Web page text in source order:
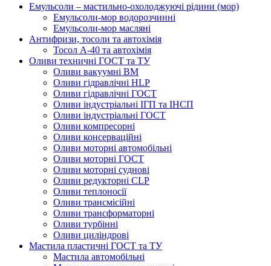
Емульсоли – мастильно-охолоджуючі рідини (мор)
Емульсоли-мор водорозчинні
Емульсоли-мор масляні
Антифризи, тосоли та автохімія
Тосол А-40 та автохімія
Оливи техничні ГОСТ та ТУ
Оливи вакуумні ВМ
Оливи гідравлічні HLP
Оливи гідравлічні ГОСТ
Оливи індустріальні ІГП та ІНСП
Оливи індустріальні ГОСТ
Оливи компресорні
Оливи консерваційні
Оливи моторні автомобільні
Оливи моторні ГОСТ
Оливи моторні суднові
Оливи редукторні CLP
Оливи теплоносії
Оливи трансмісійні
Оливи трансформаторні
Оливи турбінні
Оливи циліндрові
Мастила пластичні ГОСТ та ТУ
Мастила автомобільні